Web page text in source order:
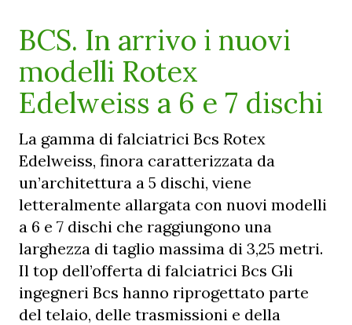
BCS. In arrivo i nuovi
modelli Rotex
Edelweiss a 6 e 7 dischi
La gamma di falciatrici Bcs Rotex
Edelweiss, finora caratterizzata da
un’architettura a 5 dischi, viene
letteralmente allargata con nuovi modelli
a 6 e 7 dischi che raggiungono una
larghezza di taglio massima di 3,25 metri.
Il top dell’offerta di falciatrici Bcs Gli
ingegneri Bcs hanno riprogettato parte
del telaio, delle trasmissioni e della